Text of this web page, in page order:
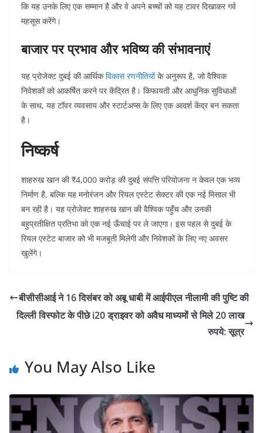
कि यह उनके लिए एक सम्मान है और वे अपने बच्चों को यह टावर दिखाकर गर्व
महसूस करेंगे।
बाजार पर प्रभाव और भविष्य की संभावनाएं
यह प्रोजेक्ट दुबई की आर्थिकविकास रणनीतियोंके अनुरूप है, जो वैश्विक
निवेशकों को आकर्षित करने पर केंद्रित है। किफायती और आधुनिक सुविधाओं
के साथ, यह टॉवर व्यवसाय और स्टार्टअप्स के लिए एक आदर्श केंद्र बन सकता
है।
निष्कर्ष
शाहरुख खान की ₹4,000 करोड़ की दुबई संपत्ति परियोजना न केवल एक भव्य
निर्माण है, बल्कि यह मनोरंजन और रियल एस्टेट सेक्टर की एक नई मिसाल भी
बन रही है। यह प्रोजेक्ट शाहरुख खान की वैश्विक पहुँच और उनकी
बहुप्रतीक्षित प्रतिभा को एक नई ऊँचाई पर ले जाएगा। इस पहल से दुबई के
रियल एस्टेट बाजार को भी मजबूती मिलेगी और निवेशकों के लिए नए अवसर
खुलेंगे।
बीसीसीआई ने 16 दिसंबर को अबू धाबी में आईपीएल नीलामी की पुष्टि की
दिल्ली विस्फोट के पीछे i20 ड्राइवर को अवैध माध्यमों से मिले 20 लाख
रुपये: सूत्र
You May Also Like